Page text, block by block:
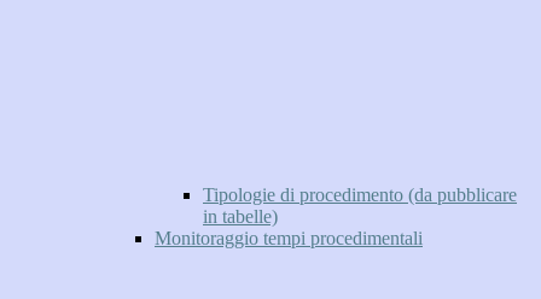
Tipologie di procedimento (da pubblicare
in tabelle)
Monitoraggio tempi procedimentali